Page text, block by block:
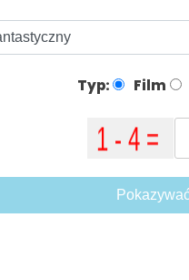
Typ: Film